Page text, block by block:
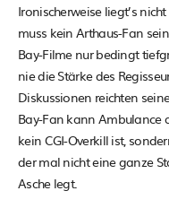
Ironischerweise liegt’s
muss kein Arthaus-Fan
Bay-Filme nur bedingt
nie die Stärke des
Diskussionen reichten
Bay-Fan kann Ambulance
kein CGI-Overkill ist,
der mal nicht eine ganze
Asche legt.